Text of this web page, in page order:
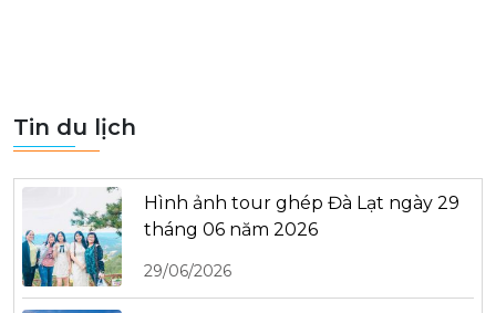
Tin du lịch
Hình ảnh tour ghép Đà Lạt ngày 29
tháng 06 năm 2026
29/06/2026